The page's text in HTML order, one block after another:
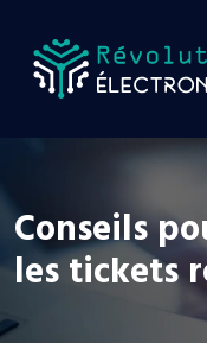
Conseils
les tickets